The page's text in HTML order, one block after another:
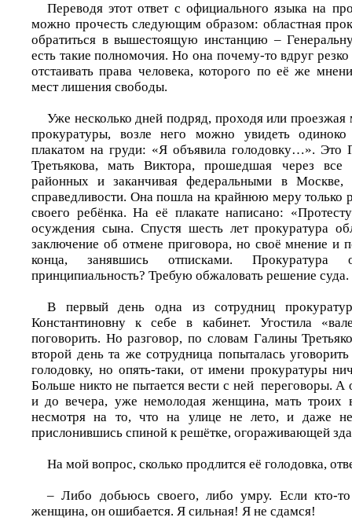
Переводя этот ответ с официального языка на
можно прочесть следующим образом: областная
обратиться в вышестоящую инстанцию –
есть такие полномочия. Но она почему-то вдруг резко
отстаивать права человека, которого по её же
мест лишения свободы.
Уже несколько дней подряд, проходя или проезжая
прокуратуры, возле него можно увидеть
плакатом на груди: «Я объявила голодовку…». Это
Третьякова, мать Виктора, прошедшая через все
районных и заканчивая федеральными в Москве,
справедливости. Она пошла на крайнюю меру только
своего ребёнка. На её плакате написано:
осуждения сына. Спустя шесть лет прокуратура
заключение об отмене приговора, но своё мнение и
конца, занявшись отписками.
принципиальность? Требую обжаловать решение
В первый день одна из сотрудниц
Константиновну к себе в кабинет. Угостила
поговорить. Но разговор, по словам Галины
второй день та же сотрудница попыталась уговорить
голодовку, но опять-таки, от имени прокуратуры
Больше никто не пытается вести с ней переговоры. А
и до вечера, уже немолодая женщина, мать троих
несмотря на то, что на улице не лето, и даже не
прислонившись спиной к решётке, огораживающей
На мой вопрос, сколько продлится её голодовка,
– Либо добьюсь своего, либо умру. Если кто-
женщина, он ошибается. Я сильная! Я не сдамся!